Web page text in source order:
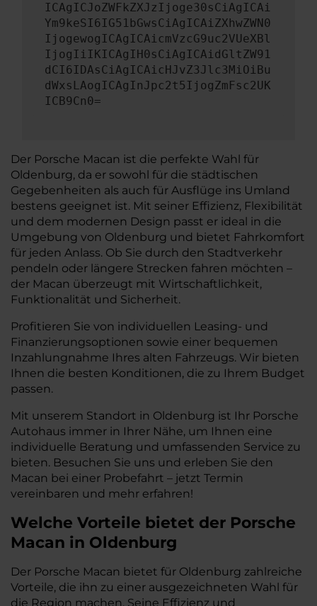
ICAgICJoZWFkZXJzIjoge30sCiAgICAi
Ym9keSI6IG51bGwsCiAgICAiZXhwZWN0
IjogewogICAgICAicmVzcG9uc2VUeXBl
IjogIiIKICAgIH0sCiAgICAidGltZW91
dCI6IDAsCiAgICAicHJvZ3Jlc3MiOiBu
dWxsLAogICAgInJpc2t5IjogZmFsc2UK
ICB9Cn0=
Der Porsche Macan ist die perfekte Wahl für
Oldenburg, da er sowohl für die städtischen
Gegebenheiten als auch für Ausflüge ins Umland
bestens geeignet ist. Mit seiner Effizienz, Flexibilität
und dem modernen Design passt er ideal in die
Umgebung von Oldenburg und bietet Fahrkomfort
für jeden Anlass. Ob Sie durch den Stadtverkehr
pendeln oder längere Strecken fahren möchten –
der Macan überzeugt mit Wirtschaftlichkeit,
Funktionalität und Sicherheit.
Profitieren Sie von individuellen Leasing- und
Finanzierungsoptionen sowie einer bequemen
Inzahlungnahme Ihres alten Fahrzeugs. Wir bieten
Ihnen die besten Konditionen, die zu Ihrem Budget
passen.
Mit unserem Standort in Oldenburg ist Ihr Porsche
Autohaus immer in Ihrer Nähe, um Ihnen eine
individuelle Beratung und umfassenden Service zu
bieten. Besuchen Sie uns und erleben Sie den
Macan bei einer Probefahrt – jetzt Termin
vereinbaren und mehr erfahren!
Welche Vorteile bietet der Porsche
Macan in Oldenburg
Der Porsche Macan bietet für Oldenburg zahlreiche
Vorteile, die ihn zu einer ausgezeichneten Wahl für
die Region machen. Seine Effizienz und